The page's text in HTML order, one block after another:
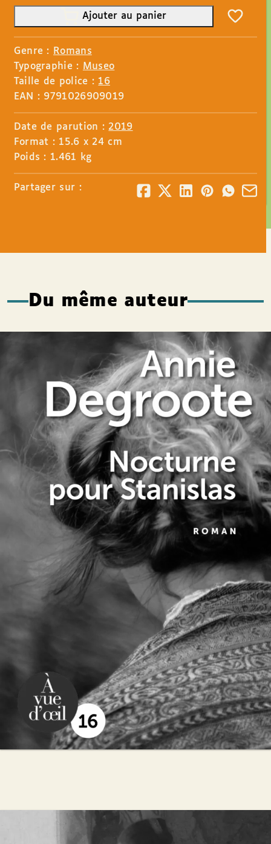
Ajouter au panier
Genre : Romans
Typographie : Museo
Taille de police : 16
EAN : 9791026909019
Date de parution : 2019
Format : 15.6 x 24 cm
Poids : 1.461 kg
Partager sur :
Du même auteur
Nocturne pour Stanislas
Annie Degroote